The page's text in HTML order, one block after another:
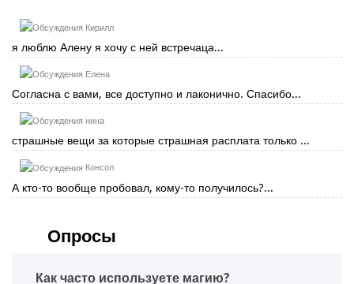
Кирилл
я люблю Алену я хочу с ней встречаца...
Елена
Согласна с вами, все доступно и лаконично. Спасибо...
нина
страшные вещи за которые страшная расплата только ...
Консол
А кто-то вообще пробовал, кому-то получилось?...
Опросы
Как часто используете магию?